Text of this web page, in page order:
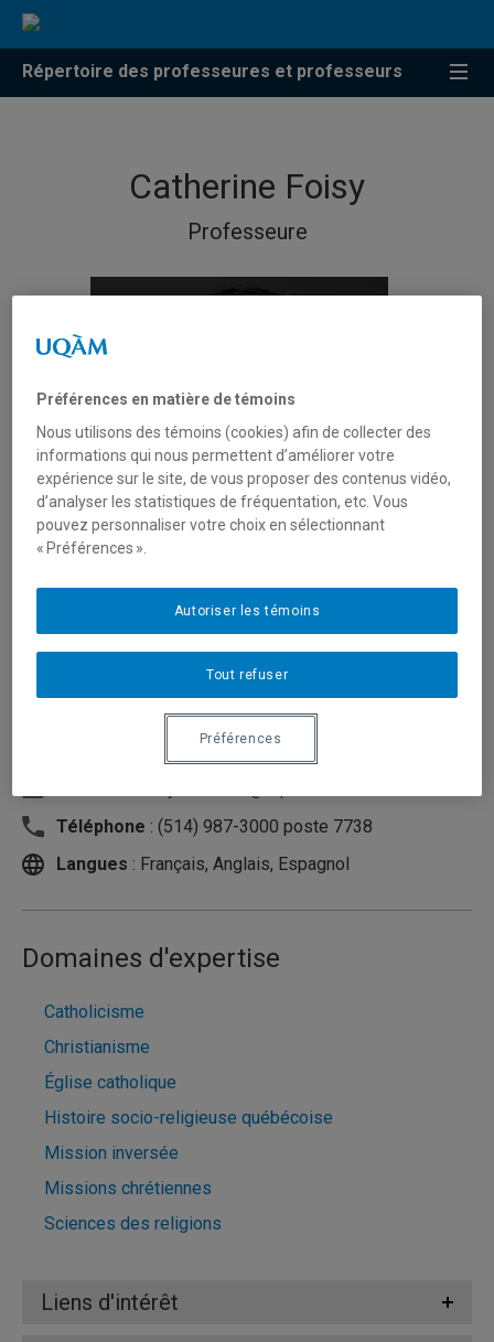
Répertoire des professeures et professeurs
Catherine Foisy
Professeure
Téléphone : (514) 987-3000 poste 7738
Langues : Français, Anglais, Espagnol
Domaines d'expertise
Catholicisme
Christianisme
Église catholique
Histoire socio-religieuse québécoise
Mission inversée
Missions chrétiennes
Sciences des religions
Liens d'intérêt
Préférences en matière de témoins
Nous utilisons des témoins (cookies) afin de collecter des
informations qui nous permettent d’améliorer votre
expérience sur le site, de vous proposer des contenus vidéo,
d’analyser les statistiques de fréquentation, etc. Vous
pouvez personnaliser votre choix en sélectionnant
« Préférences ».
Tout refuser
Autoriser les témoins
Préférences